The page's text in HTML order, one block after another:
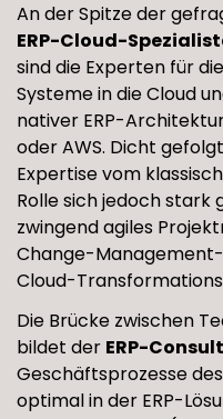
An der Spitze der
ERP-Cloud-
sind die Experten für
Systeme in die Cloud
nativer ERP-
oder AWS. Dicht
Expertise vom
Rolle sich jedoch
zwingend agiles
Change-
Cloud-
Die Brücke zwischen
bildet der ERP-
Geschäftsprozesse
optimal in der ERP-